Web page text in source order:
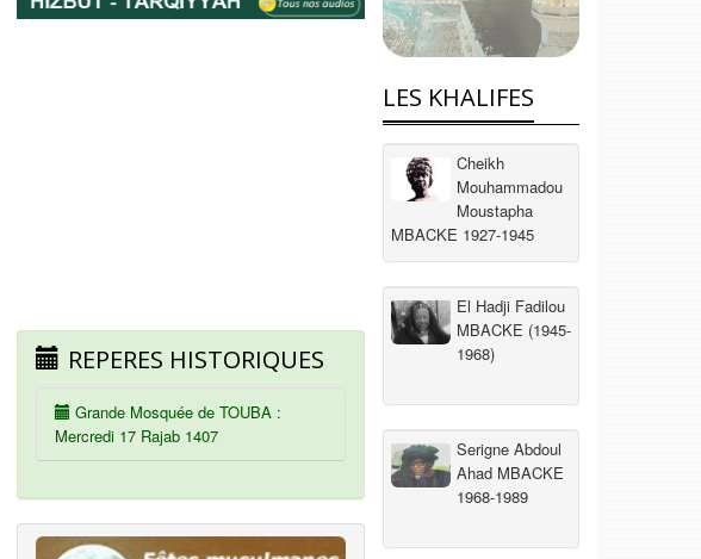
REPERES HISTORIQUES
Grande Mosquée de TOUBA :
Mercredi 17 Rajab 1407
LES KHALIFES
Cheikh
Mouhammadou
Moustapha
MBACKE 1927-1945
El Hadji Fadilou
MBACKE (1945-
1968)
Serigne Abdoul
Ahad MBACKE
1968-1989